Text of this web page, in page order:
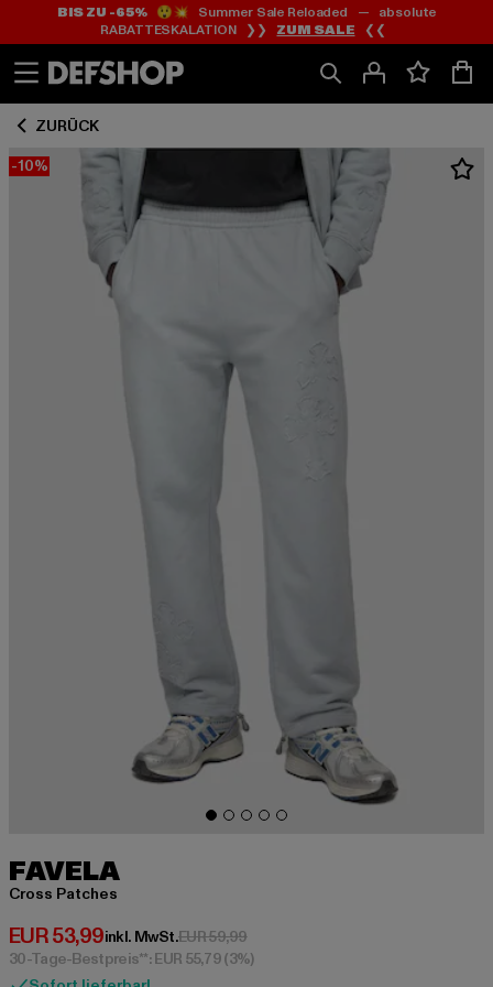
Zum
Inhalt
springen
Zum
Fußzeile
springen
BIS ZU -65%😲💥 Summer Sale Reloaded — absolute
RABATTESKALATION ❯❯ ZUM SALE ❮❮
ZURÜCK
-10%
FAVELA
Cross Patches
EUR 53,99
Derzeitiger Preis: EUR 53,99
inkl. MwSt.EUR 59,99Aktionspreis: EUR 59,99
30-Tage-Bestpreis**: EUR 55,79(3%)